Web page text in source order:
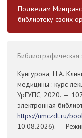
Подведам
библиотеку своих
Библиографическая
Кунгурова, Н.А.
медицины : курс
УрГУПС, 2020. —
электронная
https://umczdt.ru/
10.08.2026). —